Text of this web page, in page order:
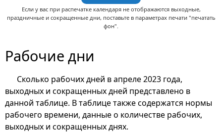
Если у вас при распечатке календаря не отображаются выходные,
праздничные и сокращенные дни, поставьте в параметрах печати "печатать
фон".
Рабочие дни
Сколько рабочих дней в апреле 2023 года,
выходных и сокращенных дней представлено в
данной таблице. В таблице также содержатся нормы
рабочего времени, данные о количестве рабочих,
выходных и сокращенных днях.